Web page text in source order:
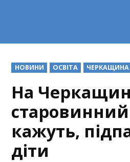
POSTED
IN
НОВИНИ ОСВІТА ЧЕРКАЩИНА
На
старовинний
кажуть,
діти